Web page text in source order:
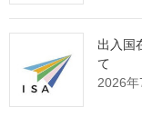
研修の主なねらいは
れまで意識してこな
ることです。特別な
とができ、地方公共
関、社会福祉施設、
出入国
て
2026年